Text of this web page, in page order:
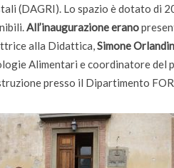
(DAGRI). Lo spazio è dotato di
All’inaugurazione erano
alla Didattica,Simone
Alimentari e coordinatore del
presso il Dipartimento